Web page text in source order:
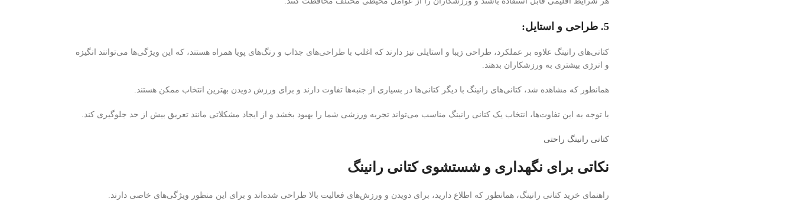
5. طراحی و استایل:
کتانی‌های رانینگ علاوه بر عملکرد، طراحی زیبا و استایلی نیز دارند که اغلب با طراحی‌های جذاب و رنگ‌های پویا همراه هستند، که این ویژگی‌ها می‌توانند انگیزه
و انرژی بیشتری به ورزشکاران بدهند.
همانطور که مشاهده شد، کتانی‌های رانینگ با دیگر کتانی‌ها در بسیاری از جنبه‌ها تفاوت دارند و برای ورزش دویدن بهترین انتخاب ممکن هستند.
با توجه به این تفاوت‌ها، انتخاب یک کتانی رانینگ مناسب می‌تواند تجربه ورزشی شما را بهبود بخشد و از ایجاد مشکلاتی مانند تعریق بیش از حد جلوگیری کند.
کتانی رانینگ راحتی
نکاتی برای نگهداری و شستشوی کتانی رانینگ
راهنمای خرید کتانی رانینگ، همانطور که اطلاع دارید، برای دویدن و ورزش‌های فعالیت بالا طراحی شده‌اند و برای این منظور ویژگی‌های خاصی دارند.